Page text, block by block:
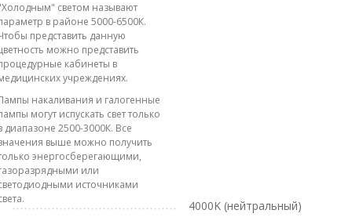
светом называют
в районе 5000-6500К.
представить данную
можно представить
кабинеты в
учреждениях.
накаливания и галогенные
могут испускать свет только
диапазоне 2500-3000К. Все
выше можно получить
энергосберегающими,
или
источниками
4000K (нейтральный)